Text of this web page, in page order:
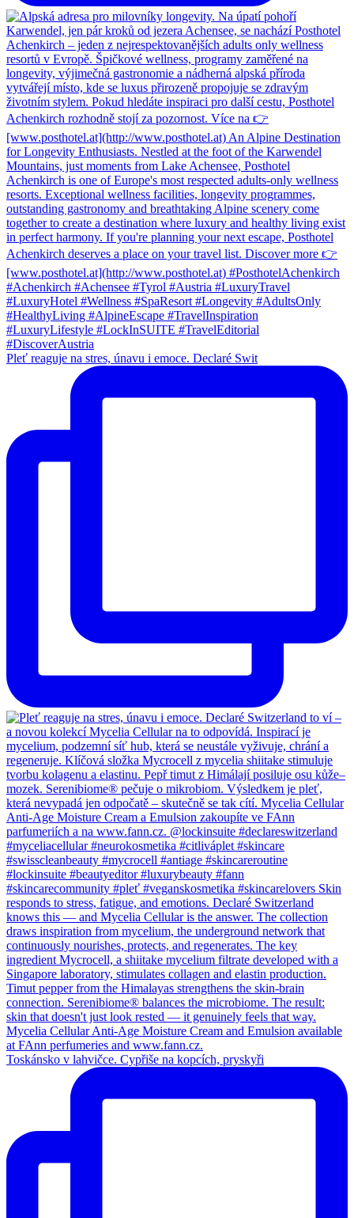
Pleť reaguje na stres, únavu i emoce. Declaré Swit
Toskánsko v lahvičce. Cypřiše na kopcích, pryskyři